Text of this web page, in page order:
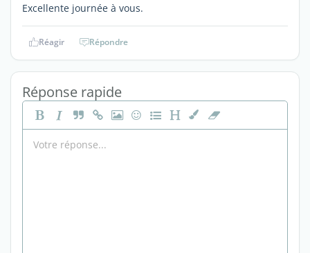
Excellente journée à vous.
Réagir Répondre
Réponse rapide